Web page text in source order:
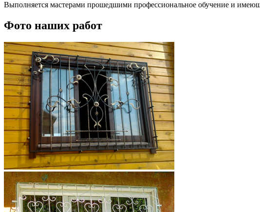
Выполняется мастерами прошедшими профессиональное обучение и
Фото наших работ